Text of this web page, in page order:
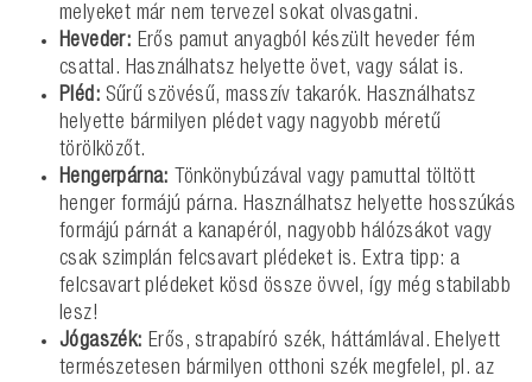
melyeket már nem tervezel sokat olvasgatni.
Heveder: Erős pamut anyagból készült heveder fém
csattal. Használhatsz helyette övet, vagy sálat is.
Pléd: Sűrű szövésű, masszív takarók. Használhatsz
helyette bármilyen plédet vagy nagyobb méretű
törölközőt.
Hengerpárna: Tönkönybúzával vagy pamuttal töltött
henger formájú párna. Használhatsz helyette hosszúkás
formájú párnát a kanapéról, nagyobb hálózsákot vagy
csak szimplán felcsavart plédeket is. Extra tipp: a
felcsavart plédeket kösd össze övvel, így még stabilabb
lesz!
Jógaszék: Erős, strapabíró szék, háttámlával. Ehelyett
természetesen bármilyen otthoni szék megfelel, pl. az